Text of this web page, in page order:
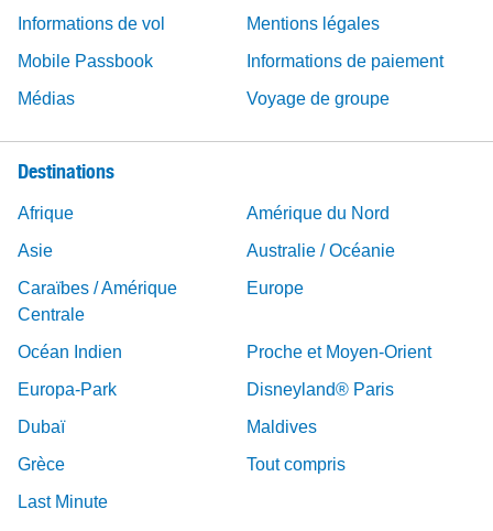
Informations de vol
Mentions légales
Mobile Passbook
Informations de paiement
Médias
Voyage de groupe
Destinations
Afrique
Amérique du Nord
Asie
Australie / Océanie
Caraïbes / Amérique
Centrale
Europe
Océan Indien
Proche et Moyen-Orient
Europa-Park
Disneyland® Paris
Dubaï
Maldives
Grèce
Tout compris
Last Minute